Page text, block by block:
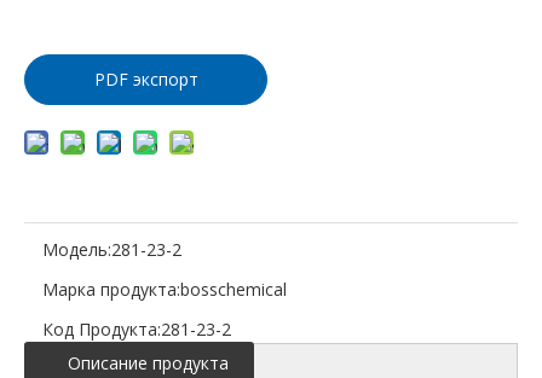
PDF экспорт
Модель:281-23-2
Марка продукта:bosschemical
Код Продукта:281-23-2
Описание продукта